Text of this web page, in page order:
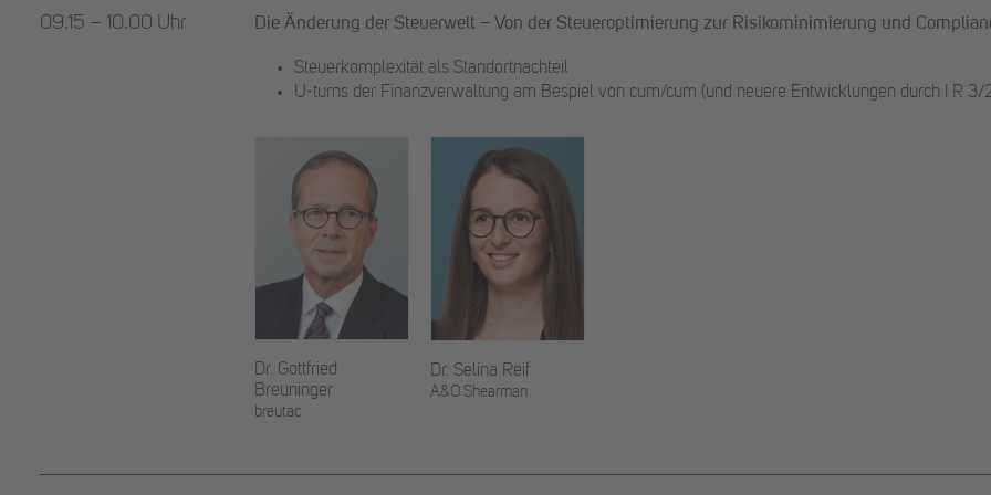
09.15 – 10.00 Uhr Die Änderung der Steuerwelt – Von der Steueroptimierung zur Risikominimierung und
Steuerkomplexität als Standortnachteil
U-turns der Finanzverwaltung am Bespiel von cum/cum (und neuere Entwicklungen durch I R 3/
Dr. Gottfried
Breuninger
breutac
Dr. Selina Reif
A&O Shearman